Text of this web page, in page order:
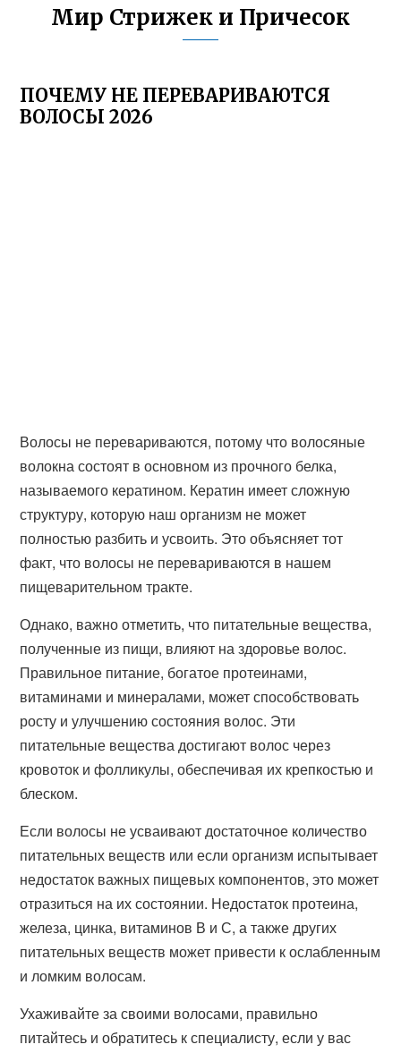
Мир Стрижек и Причесок
ПОЧЕМУ НЕ ПЕРЕВАРИВАЮТСЯ
ВОЛОСЫ 2026
Волосы не перевариваются, потому что волосяные
волокна состоят в основном из прочного белка,
называемого кератином. Кератин имеет сложную
структуру, которую наш организм не может
полностью разбить и усвоить. Это объясняет тот
факт, что волосы не перевариваются в нашем
пищеварительном тракте.
Однако, важно отметить, что питательные вещества,
полученные из пищи, влияют на здоровье волос.
Правильное питание, богатое протеинами,
витаминами и минералами, может способствовать
росту и улучшению состояния волос. Эти
питательные вещества достигают волос через
кровоток и фолликулы, обеспечивая их крепкостью и
блеском.
Если волосы не усваивают достаточное количество
питательных веществ или если организм испытывает
недостаток важных пищевых компонентов, это может
отразиться на их состоянии. Недостаток протеина,
железа, цинка, витаминов В и С, а также других
питательных веществ может привести к ослабленным
и ломким волосам.
Ухаживайте за своими волосами, правильно
питайтесь и обратитесь к специалисту, если у вас